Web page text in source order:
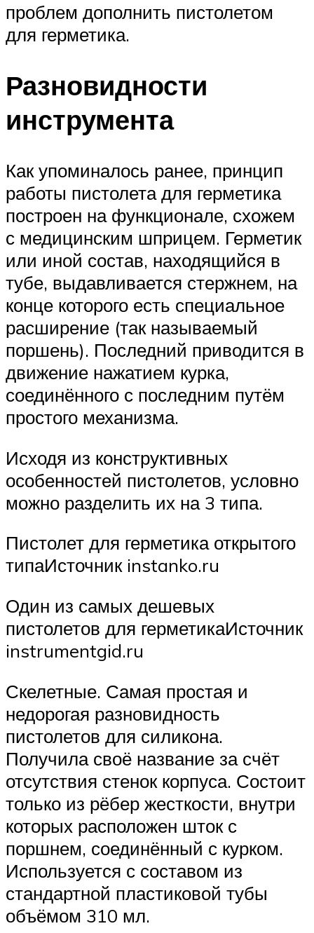
проблем дополнить пистолетом
для герметика.
Разновидности
инструмента
Как упоминалось ранее, принцип
работы пистолета для герметика
построен на функционале, схожем
с медицинским шприцем. Герметик
или иной состав, находящийся в
тубе, выдавливается стержнем, на
конце которого есть специальное
расширение (так называемый
поршень). Последний приводится в
движение нажатием курка,
соединённого с последним путём
простого механизма.
Исходя из конструктивных
особенностей пистолетов, условно
можно разделить их на 3 типа.
Пистолет для герметика открытого
типаИсточник instanko.ru
Один из самых дешевых
пистолетов для герметикаИсточник
instrumentgid.ru
Скелетные. Самая простая и
недорогая разновидность
пистолетов для силикона.
Получила своё название за счёт
отсутствия стенок корпуса. Состоит
только из рёбер жесткости, внутри
которых расположен шток с
поршнем, соединённый с курком.
Используется с составом из
стандартной пластиковой тубы
объёмом 310 мл.